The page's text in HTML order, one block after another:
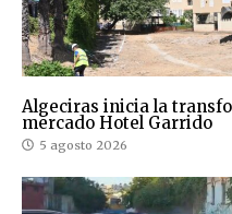
Algeciras inicia la
mercado Hotel Garrido
5 agosto 2026